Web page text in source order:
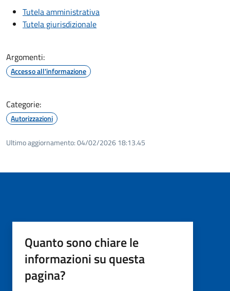
Tutela amministrativa
Tutela giurisdizionale
Argomenti:
Accesso all'informazione
Categorie:
Autorizzazioni
Ultimo aggiornamento:04/02/2026 18:13.45
Quanto sono chiare le
informazioni su questa
pagina?